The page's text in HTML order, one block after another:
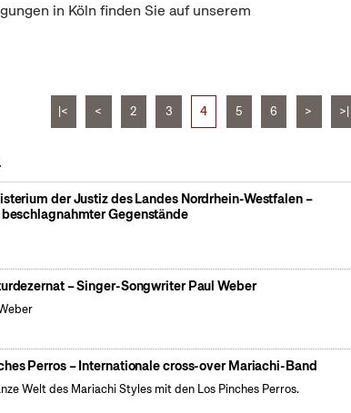
in Köln finden Sie auf unserem
|< < 2 3 4 5 6 > >|
der Justiz des Landes Nordrhein-Westfalen –
Gegenstände
– Singer-Songwriter Paul Weber
Perros – Internationale cross-over Mariachi-Band
Welt des Mariachi Styles mit den Los Pinches Perros.